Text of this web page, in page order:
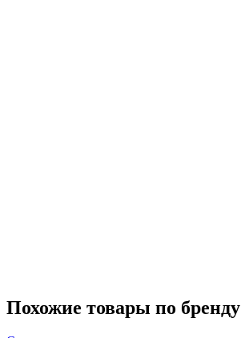
Похожие товары по бренду